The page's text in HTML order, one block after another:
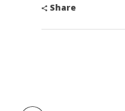
Share